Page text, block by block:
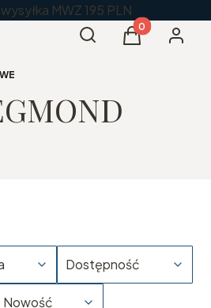
MWZ 195 PLN
Otwórz wyszukiwarkę
SzukajProdukty w
Koszyk
Dostępność
Nowość